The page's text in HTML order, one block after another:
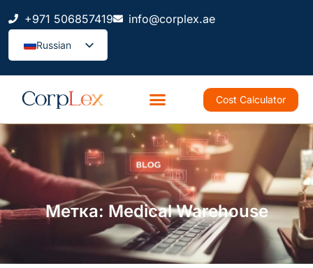
+971 506857419 info@corplex.ae
Russian
Cost Calculator
Метка: Medical Warehouse